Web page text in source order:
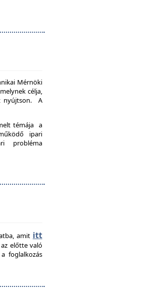
Mérnöki
célja,
nyújtson. A
témája a
ipari
probléma
amit itt
előtte való
foglalkozás